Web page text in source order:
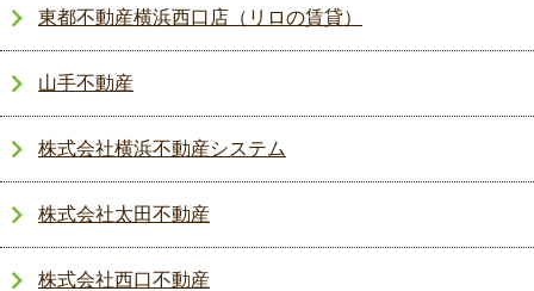
東都不動産横浜西口店（リロの賃貸）
山手不動産
株式会社横浜不動産システム
株式会社太田不動産
株式会社西口不動産